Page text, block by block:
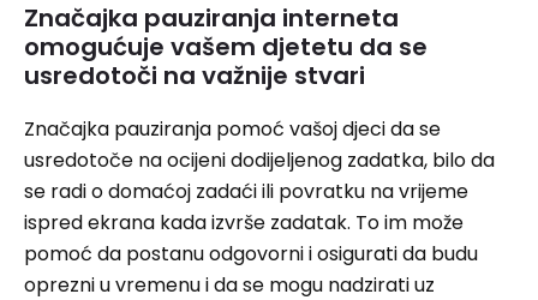
Značajka pauziranja interneta
omogućuje vašem djetetu da se
usredotoči na važnije stvari
Značajka pauziranja pomoć vašoj djeci da se
usredotoče na ocijeni dodijeljenog zadatka, bilo da
se radi o domaćoj zadaći ili povratku na vrijeme
ispred ekrana kada izvrše zadatak. To im može
pomoć da postanu odgovorni i osigurati da budu
oprezni u vremenu i da se mogu nadzirati uz